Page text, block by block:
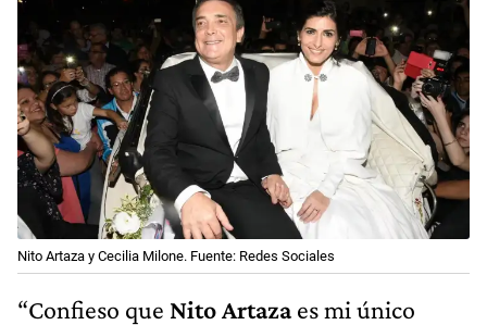
Nito Artaza y Cecilia Milone. Fuente: Redes Sociales
“Confieso que Nito Artazaes mi único